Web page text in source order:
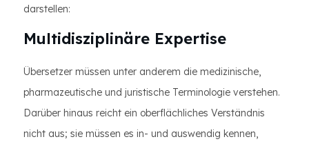
darstellen:
Multidisziplinäre Expertise
Übersetzer müssen unter anderem die medizinische,
pharmazeutische und juristische Terminologie verstehen.
Darüber hinaus reicht ein oberflächliches Verständnis
nicht aus; sie müssen es in- und auswendig kennen,